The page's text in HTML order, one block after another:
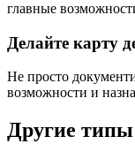
главные
Делайте карту
Не просто
возможности и
Другие